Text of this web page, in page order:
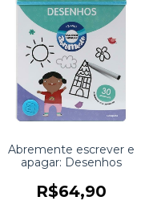
Abremente escrever e
apagar: Desenhos
R$64,90